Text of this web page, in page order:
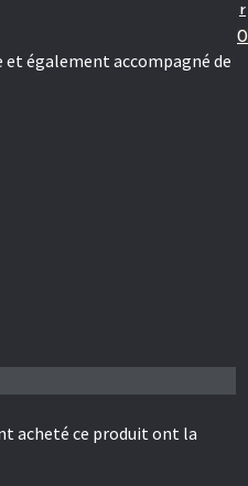
et également accompagné de
acheté ce produit ont la
r
0